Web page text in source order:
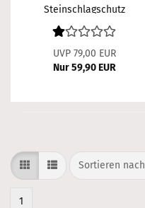
Steinschlagschutz
Nissan Qashqai J10 Bj.
02/2010-2014
UVP 79,00 EUR
Nur 59,90 EUR
Sortieren nach
Sortieren nach
1